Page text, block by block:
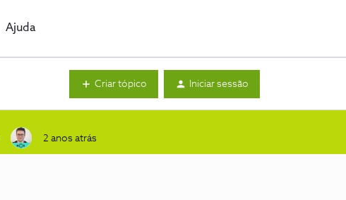
Ajuda
Criar tópico Iniciar sessão
2 anos atrás